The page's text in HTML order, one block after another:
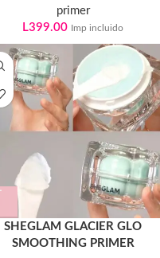
primer
L399.00 Imp incluido
SHEGLAM GLACIER GLO
SMOOTHING PRIMER